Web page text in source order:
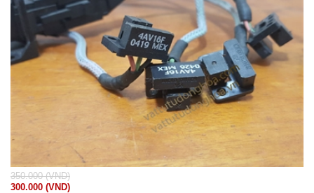
350.000 (VND)
300.000 (VND)